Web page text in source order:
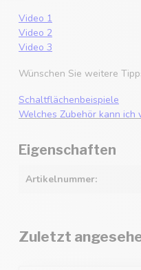
Video 1
Video 2
Video 3
Wünschen Sie weitere
Schaltflächenbeispiele
Welches Zubehör kann ich
Eigenschaften
Artikelnummer:
Zuletzt